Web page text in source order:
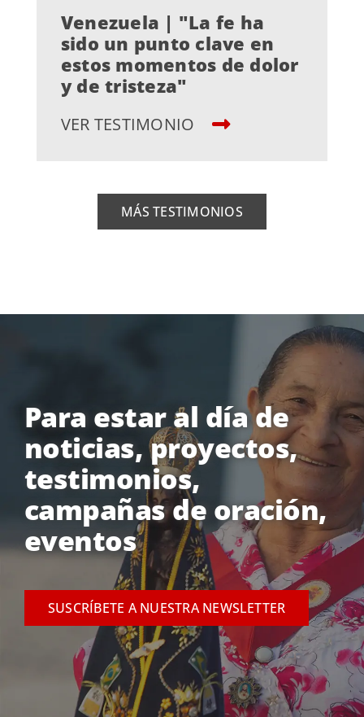
Venezuela | "La fe ha
sido un punto clave en
estos momentos de dolor
y de tristeza"
VER TESTIMONIO
MÁS TESTIMONIOS
Para estar al día de
noticias, proyectos,
testimonios,
campañas de oración,
eventos
SUSCRÍBETE A NUESTRA NEWSLETTER